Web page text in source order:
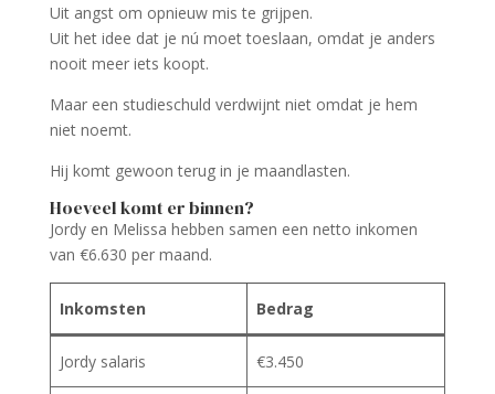
Uit angst om opnieuw mis te grijpen.
Uit het idee dat je nú moet toeslaan, omdat je anders
nooit meer iets koopt.
Maar een studieschuld verdwijnt niet omdat je hem
niet noemt.
Hij komt gewoon terug in je maandlasten.
Hoeveel komt er binnen?
Jordy en Melissa hebben samen een netto inkomen
van €6.630 per maand.
Inkomsten Bedrag
Jordy salaris €3.450